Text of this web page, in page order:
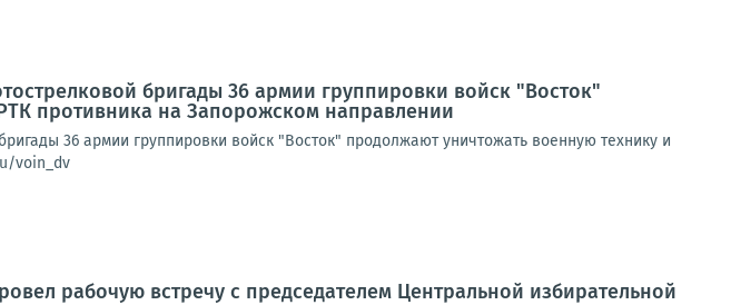
бригады 36 армии группировки войск "Восток"
противника на Запорожском направлении
36 армии группировки войск "Восток" продолжают уничтожать военную технику и
voin_dv
рабочую встречу с председателем Центральной избирательной